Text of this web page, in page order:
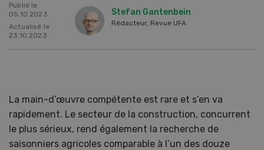
Publié le
05.10.2023
Actualisé le
23.10.2023
Stefan Gantenbein
Rédacteur, Revue UFA
La main-d’œuvre compétente est rare et s’en va
rapidement. Le secteur de la construction, concurrent
le plus sérieux, rend également la recherche de
saisonniers agricoles comparable à l’un des douze